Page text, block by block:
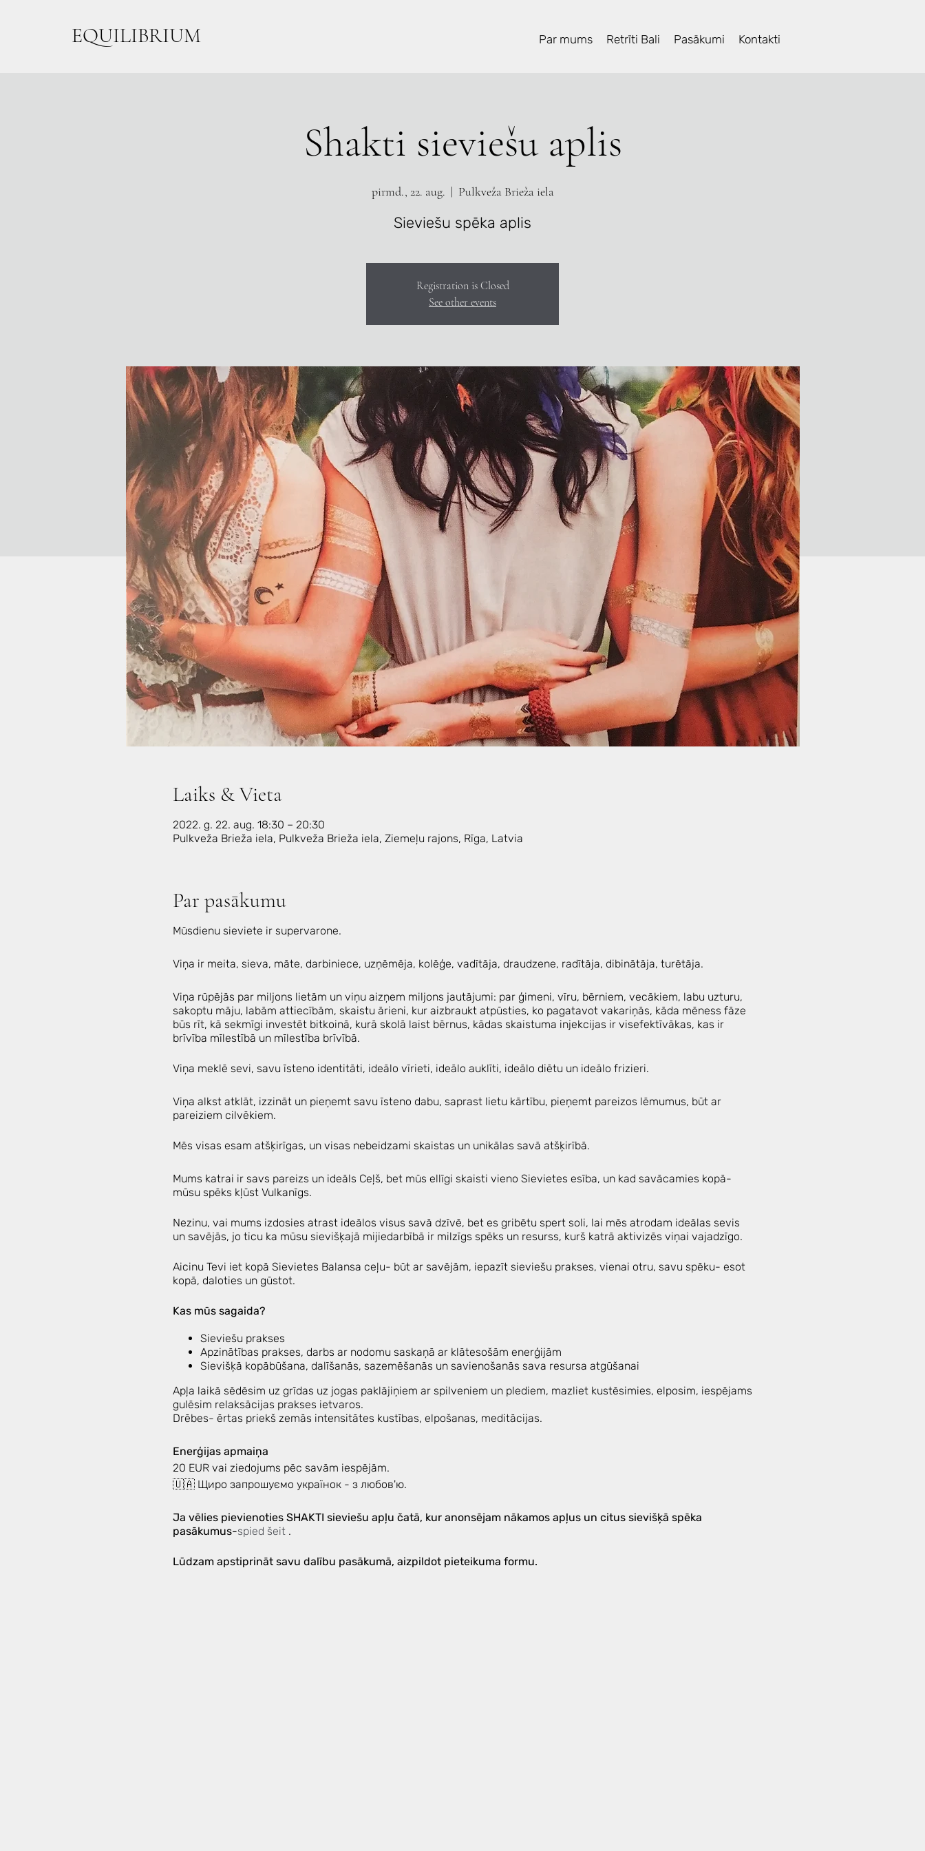
EQUILIBRIUM Par mums Retrīti Bali Pasākumi Kontakti
Shakti sieviešu aplis
pirmd., 22. aug.
  |
Pulkveža Brieža iela
Sieviešu spēka aplis
Registration is Closed
See other events
Laiks & Vieta
2022. g. 22. aug. 18:30 – 20:30
Pulkveža Brieža iela, Pulkveža Brieža iela, Ziemeļu rajons, Rīga, Latvia
Par pasākumu
Mūsdienu sieviete ir supervarone.
Viņa ir meita, sieva, māte, darbiniece, uzņēmēja, kolēģe, vadītāja, draudzene, radītāja, dibinātāja, turētāja.
Viņa rūpējās par miljons lietām un viņu aizņem miljons jautājumi: par ģimeni, vīru, bērniem, vecākiem, labu uzturu,
sakoptu māju, labām attiecībām, skaistu ārieni, kur aizbraukt atpūsties, ko pagatavot vakariņās, kāda mēness fāze
būs rīt, kā sekmīgi investēt bitkoinā, kurā skolā laist bērnus, kādas skaistuma injekcijas ir visefektīvākas, kas ir
brīvība mīlestībā un mīlestība brīvībā.
Viņa meklē sevi, savu īsteno identitāti, ideālo vīrieti, ideālo auklīti, ideālo diētu un ideālo frizieri.
Viņa alkst atklāt, izzināt un pieņemt savu īsteno dabu, saprast lietu kārtību, pieņemt pareizos lēmumus, būt ar
pareiziem cilvēkiem.
Mēs visas esam atšķirīgas, un visas nebeidzami skaistas un unikālas savā atšķirībā.
Mums katrai ir savs pareizs un ideāls Ceļš, bet mūs ellīgi skaisti vieno Sievietes esība, un kad savācamies kopā-
mūsu spēks kļūst Vulkanīgs.
Nezinu, vai mums izdosies atrast ideālos visus savā dzīvē, bet es gribētu spert soli, lai mēs atrodam ideālas sevis
un savējās, jo ticu ka mūsu sievišķajā mijiedarbībā ir milzīgs spēks un resurss, kurš katrā aktivizēs viņai vajadzīgo.
Aicinu Tevi iet kopā Sievietes Balansa ceļu- būt ar savējām, iepazīt sieviešu prakses, vienai otru, savu spēku- esot
kopā, daloties un gūstot.
Kas mūs sagaida?
Sieviešu prakses
Apzinātības prakses, darbs ar nodomu saskaņā ar klātesošām enerģijām
Sievišķā kopābūšana, dalīšanās, sazemēšanās un savienošanās sava resursa atgūšanai
Apļa laikā sēdēsim uz grīdas uz jogas paklājiņiem ar spilveniem un plediem, mazliet kustēsimies, elposim, iespējams
gulēsim relaksācijas prakses ietvaros.
Drēbes- ērtas priekš zemās intensitātes kustības, elpošanas, meditācijas.
Enerģijas apmaiņa
20 EUR vai ziedojums pēc savām iespējām.
🇺🇦 Щиро запрошуємо українок - з любов'ю.
Ja vēlies pievienoties SHAKTI sieviešu apļu čatā, kur anonsējam nākamos apļus un citus sievišķā spēka
pasākumus-spied šeit.
Lūdzam apstiprināt savu dalību pasākumā, aizpildot pieteikuma formu.